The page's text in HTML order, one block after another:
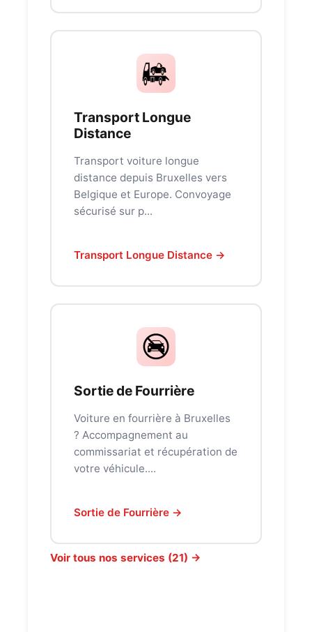
Transport Longue
Distance
Transport voiture longue
distance depuis Bruxelles vers
Belgique et Europe. Convoyage
sécurisé sur p...
Transport Longue Distance →
Sortie de Fourrière
Voiture en fourrière à Bruxelles
? Accompagnement au
commissariat et récupération de
votre véhicule....
Sortie de Fourrière →
Voir tous nos services (21) →